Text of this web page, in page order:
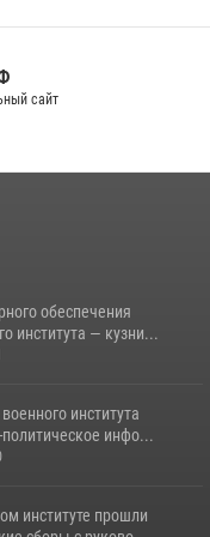
сайт
обеспечения
института — кузни...
института
инфо...
институте прошли